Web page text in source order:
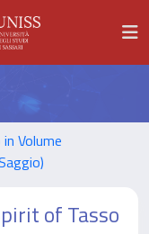
Volume
of Tasso